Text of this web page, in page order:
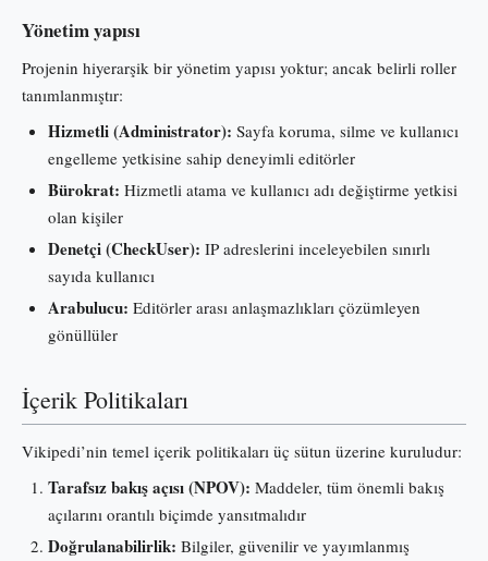
Yönetim yapısı
Projenin hiyerarşik bir yönetim yapısı yoktur; ancak belirli roller
tanımlanmıştır:
Hizmetli (Administrator): Sayfa koruma, silme ve kullanıcı
engelleme yetkisine sahip deneyimli editörler
Bürokrat: Hizmetli atama ve kullanıcı adı değiştirme yetkisi
olan kişiler
Denetçi (CheckUser): IP adreslerini inceleyebilen sınırlı
sayıda kullanıcı
Arabulucu: Editörler arası anlaşmazlıkları çözümleyen
gönüllüler
İçerik Politikaları
Vikipedi’nin temel içerik politikaları üç sütun üzerine kuruludur:
Tarafsız bakış açısı (NPOV): Maddeler, tüm önemli bakış
açılarını orantılı biçimde yansıtmalıdır
Doğrulanabilirlik: Bilgiler, güvenilir ve yayımlanmış